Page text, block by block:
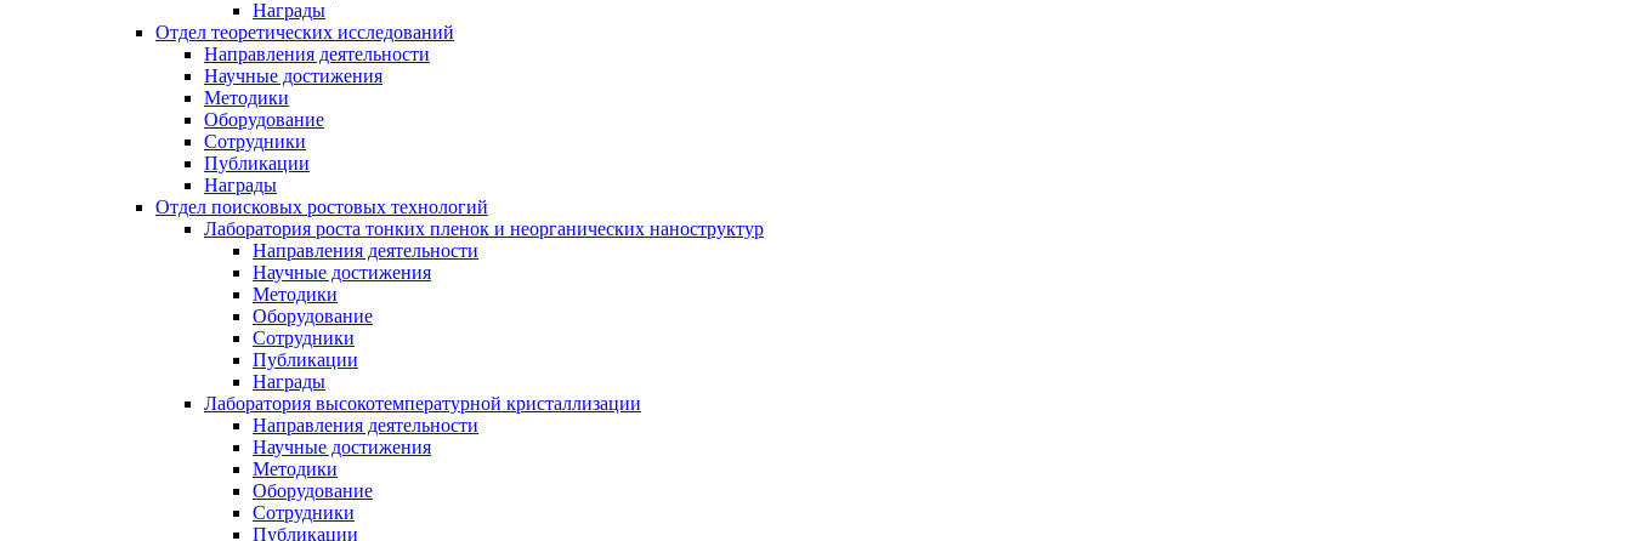
Награды
Отдел теоретических исследований
Направления деятельности
Научные достижения
Методики
Оборудование
Сотрудники
Публикации
Награды
Отдел поисковых ростовых технологий
Лаборатория роста тонких пленок и неорганических наноструктур
Направления деятельности
Научные достижения
Методики
Оборудование
Сотрудники
Публикации
Награды
Лаборатория высокотемпературной кристаллизации
Направления деятельности
Научные достижения
Методики
Оборудование
Сотрудники
Публикации